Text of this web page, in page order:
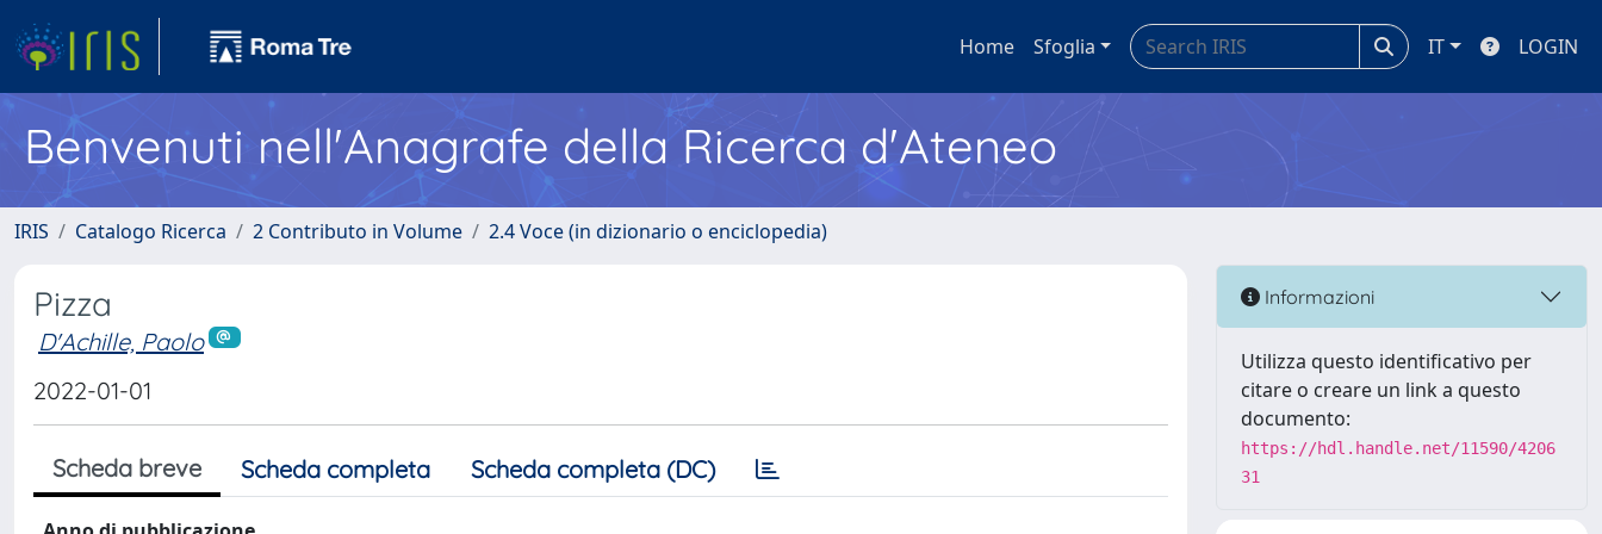
Home Sfoglia IT LOGIN
Benvenuti nell'Anagrafe della Ricerca d'Ateneo
IRIS Catalogo Ricerca 2 Contributo in Volume 2.4 Voce (in dizionario o enciclopedia)
Pizza
D'Achille, Paolo
2022-01-01
Scheda breve Scheda completa Scheda completa (DC)
Informazioni
Utilizza questo identificativo per
citare o creare un link a questo
documento:
https://hdl.handle.net/11590/4206
31